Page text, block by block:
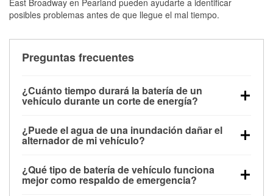
posibles problemas antes de que llegue el mal tiempo.
Preguntas frecuentes
¿Cuánto tiempo durará la batería de un
vehículo durante un corte de energía?
alimentar pequeños accesorios durante un tiempo
limitado, pero el uso repetido sin conducir el vehículo
contar con un equipo de carga de respaldo para
cortes prolongados.
¿Puede el agua de una inundación dañar el
alternador de mi vehículo?
parte baja del compartimento del motor y pueden
dañarse si se sumergen, lo que puede provocar una
¿Qué tipo de batería de vehículo funciona
mejor como respaldo de emergencia?